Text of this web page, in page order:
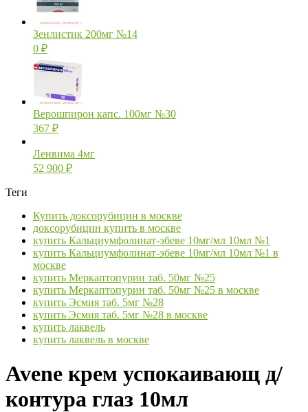
Зенлистик 200мг №14
0 ₽
Верошпирон капс. 100мг №30
367 ₽
Ленвима 4мг
52 900 ₽
Теги
Купить доксорубицин в москве
доксорубицин купить в москве
купить Кальциумфолинат-эбеве 10мг/мл 10мл №1
купить Кальциумфолинат-эбеве 10мг/мл 10мл №1 в
москве
купить Меркаптопурин таб. 50мг №25
купить Меркаптопурин таб. 50мг №25 в москве
купить Эсмия таб. 5мг №28
купить Эсмия таб. 5мг №28 в москве
купить лаквель
купить лаквель в москве
Avene крем успокаивающ д/
контура глаз 10мл